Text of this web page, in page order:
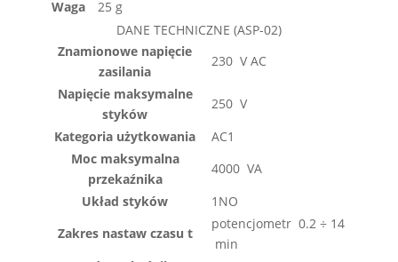
Waga
25 g
DANE TECHNICZNE (ASP-02)
Znamionowe napięcie
zasilania
230 V AC
Napięcie maksymalne
styków
250 V
Kategoria użytkowania
AC1
Moc maksymalna
przekaźnika
4000 VA
Układ styków
1NO
Zakres nastaw czasu t
potencjometr 0.2 ÷ 14
min